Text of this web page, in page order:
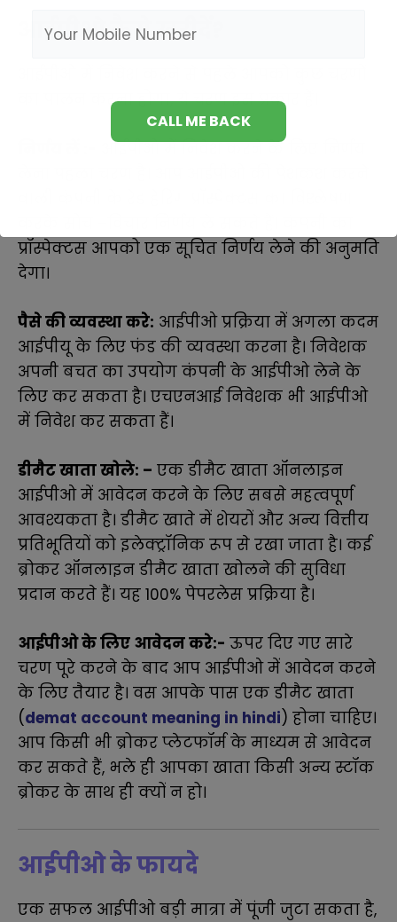
आईपीओ कैसे खरीदें?
का पालन करना होगा, ये चरण इस प्रकार हैं।
आईपीओ में निवेश करने के लिए निर्णय
प्रॉस्पेक्टस आपको एक सूचित निर्णय लेने की अनुमति
देगा।
पैसे की व्यवस्था करे: आईपीओ प्रक्रिया में अगला कदम
आईपीयू के लिए फंड की व्यवस्था करना है। निवेशक
अपनी बचत का उपयोग कंपनी के आईपीओ लेने के
लिए कर सकता है। एचएनआई निवेशक भी आईपीओ
में निवेश कर सकता हैं।
डीमैट खाता खोले: – एक डीमैट खाता ऑनलाइन
आईपीओ में आवेदन करने के लिए सबसे महत्वपूर्ण
आवश्यकता है। डीमैट खाते में शेयरों और अन्य वित्तीय
प्रतिभूतियों को इलेक्ट्रॉनिक रूप से रखा जाता है। कई
ब्रोकर ऑनलाइन डीमैट खाता खोलने की सुविधा
प्रदान करते हैं। यह 100% पेपरलेस प्रक्रिया है।
आईपीओ के लिए आवेदन करे:- ऊपर दिए गए सारे
चरण पूरे करने के बाद आप आईपीओ में आवेदन करने
के लिए तैयार है। वस आपके पास एक डीमैट खाता
(demat account meaning in hindi) होना चाहिए।
आप किसी भी ब्रोकर प्लेटफॉर्म के माध्यम से आवेदन
कर सकते हैं, भले ही आपका खाता किसी अन्य स्टॉक
ब्रोकर के साथ ही क्यों न हो।
आईपीओ के फायदे
एक सफल आईपीओ बड़ी मात्रा में पूंजी जुटा सकता है,